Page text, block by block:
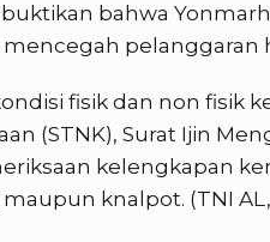
bahwa
pelanggaran
fisik dan non fisik
(STNK), Surat Ijin
kelengkapan
knalpot. (TNI